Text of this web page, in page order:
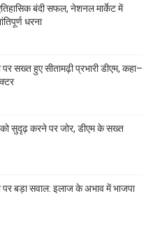
बंदी सफल, नेशनल मार्केट में
धरना
सख्त हुए सीतामढ़ी प्रभारी डीएम, कहा–
को सुदृढ़ करने पर जोर, डीएम के सख्त
पर बड़ा सवाल: इलाज के अभाव में भाजपा